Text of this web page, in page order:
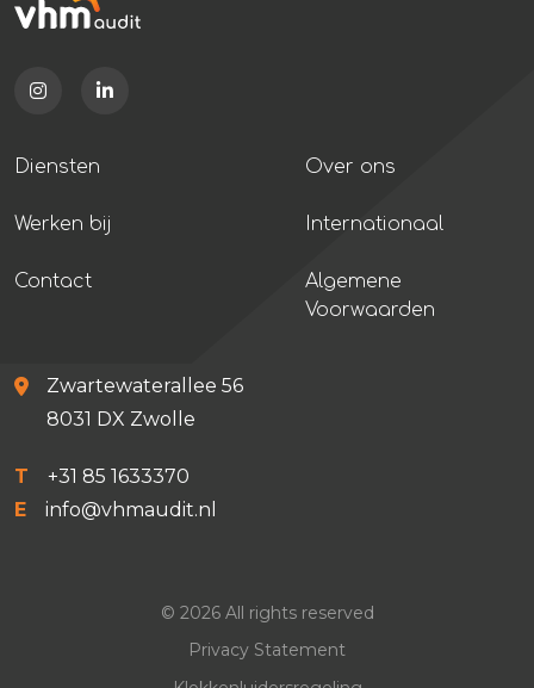
Diensten Over ons
Werken bij Internationaal
Contact
Algemene
Voorwaarden
Zwartewaterallee 56
8031 DX Zwolle
T
+31 85 1633370
E
info@vhmaudit.nl
© 2026 All rights reserved
Privacy Statement